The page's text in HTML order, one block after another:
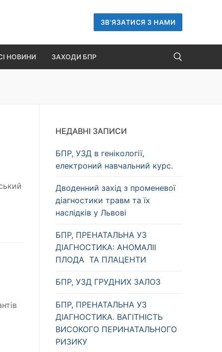
ЗВ'ЯЗАТИСЯ З НАМИ
НОВИНИ ЗАХОДИ БПР
НЕДАВНІ ЗАПИСИ
БПР, УЗД в генікології,
електроний навчальний курс.
Дводенний захід з променевої
діагностики травм та їх
наслідків у Львові
БПР, ПРЕНАТАЛЬНА УЗ
ДІАГНОСТИКА: АНОМАЛІІ
ПЛОДА ТА ПЛАЦЕНТИ
БПР, УЗД ГРУДНИХ ЗАЛОЗ
БПР, ПРЕНАТАЛЬНА УЗ
ДІАГНОСТИКА. ВАГІТНІСТЬ
ВИСОКОГО ПЕРИНАТАЛЬНОГО
РИЗИКУ